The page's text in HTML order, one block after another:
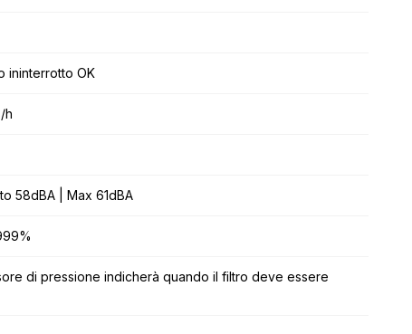
ininterrotto OK
h
58dBA | Max 61dBA
di pressione indicherà quando il filtro deve essere